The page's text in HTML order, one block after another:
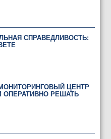
СПРАВЕДЛИВОСТЬ:
ЦЕНТР
ОПЕРАТИВНО РЕШАТЬ